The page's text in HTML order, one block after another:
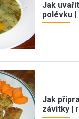
Jak
polévku
Jak
závitky |